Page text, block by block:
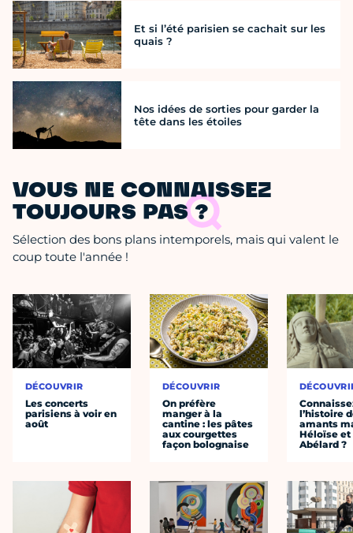
Et si l’été parisien se cachait sur les
quais ?
Nos idées de sorties pour garder la
tête dans les étoiles
VOUS NE CONNAISSEZ
TOUJOURS PAS ?
Sélection des bons plans intemporels, mais qui valent le
coup toute l'année !
DÉCOUVRIR
Les concerts
parisiens à voir en
août
DÉCOUVRIR
On préfère
manger à la
cantine : les pâtes
aux courgettes
façon bolognaise
l’histoire
amants
Héloïse et
Abélard ?